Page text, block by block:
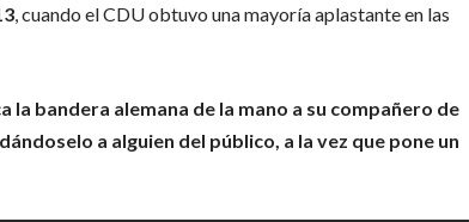
, cuando el CDU obtuvo una mayoría aplastante en las
la bandera alemana de la mano a su compañero de
a alguien del público, a la vez que pone un